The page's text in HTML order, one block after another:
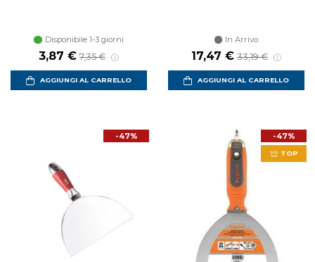
Disponibile 1-3 giorni
Prezzo scontato
3,87 € Prezzo di listino
7,35 €
AGGIUNGI AL CARRELLO
In Arrivo
Prezzo scontato
17,47 € Prezzo di listino
33,19 €
AGGIUNGI AL CARRELLO
-47% -47%
TOP